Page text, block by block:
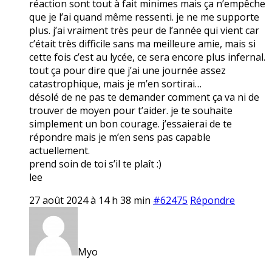
réaction sont tout à fait minimes mais ça n’empêche
que je l’ai quand même ressenti. je ne me supporte
plus. j’ai vraiment très peur de l’année qui vient car
c’était très difficile sans ma meilleure amie, mais si
cette fois c’est au lycée, ce sera encore plus infernal.
tout ça pour dire que j’ai une journée assez
catastrophique, mais je m’en sortirai…
désolé de ne pas te demander comment ça va ni de
trouver de moyen pour t’aider. je te souhaite
simplement un bon courage. j’essaierai de te
répondre mais je m’en sens pas capable
actuellement.
prend soin de toi s’il te plaît :)
lee
27 août 2024 à 14 h 38 min #62475 Répondre
Myo